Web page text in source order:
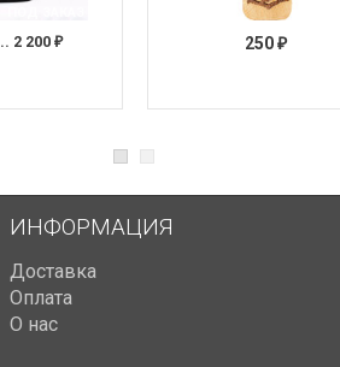
2 200 ₽ 250 ₽
ИНФОРМАЦИЯ
Доставка
Оплата
О нас